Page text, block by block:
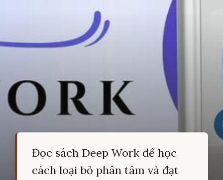
Đọc sách Deep Work để học
cách loại bỏ phân tâm và đạt